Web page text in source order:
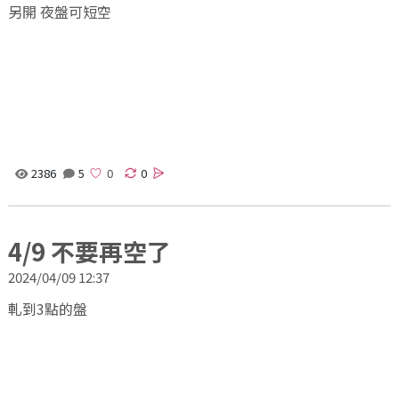
另開 夜盤可短空
2386 5 0
4/9 不要再空了
2024/04/09 12:37
軋到3點的盤